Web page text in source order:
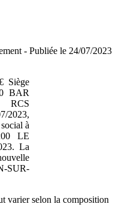
- Publiée le 24/07/2023
Siège
BAR
RCS
2023,
à
LE
La
SUR-
varier selon la composition